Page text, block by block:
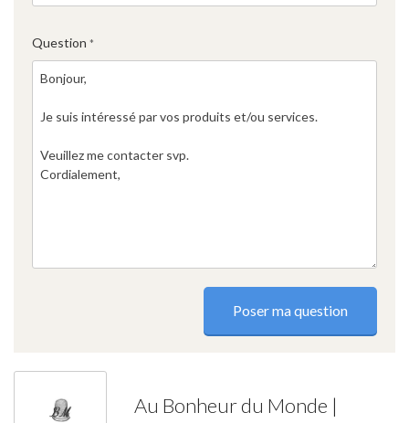
Question *
Poser ma question
Au Bonheur du Monde |